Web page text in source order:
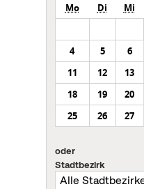
Mo Di Mi
4
5 6
11
12 13
18
19 20
25
26 27
oder
Stadtbezirk